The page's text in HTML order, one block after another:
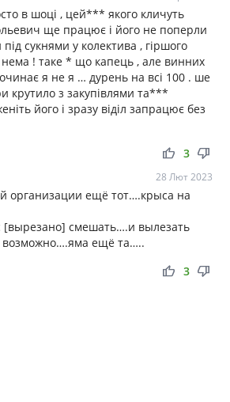
в шоці , цей*** якого кличуть
ще працює і його не поперли
сукнями у колектива , гіршого
! таке * що капець , але винних
я не я … дурень на всі 100 . ше
крутило з закупівлями та***
його і зразу віділ запрацює без
thumb_up thumb_down
3
28 Лют 2023
организации ещё тот….крыса на
[вырезано] смешать….и вылезать
возможно….яма ещё та…..
thumb_up thumb_down
3